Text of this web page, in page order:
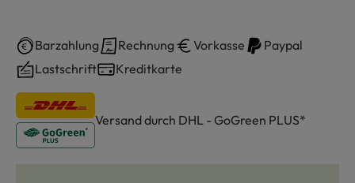
Barzahlung Rechnung Vorkasse
Paypal
Lastschrift
Kreditkarte
Versand durch DHL - GoGreen PLUS*